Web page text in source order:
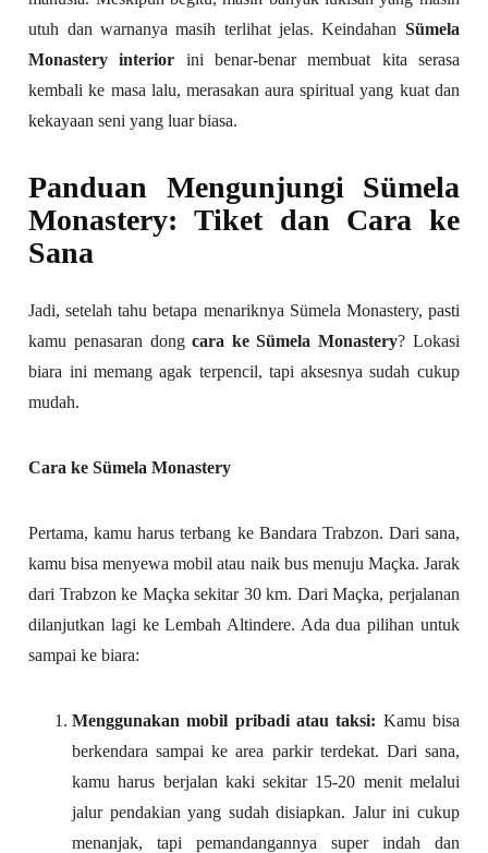
utuh dan warnanya masih terlihat jelas. Keindahan Sümela
Monastery interior ini benar-benar membuat kita serasa
kembali ke masa lalu, merasakan aura spiritual yang kuat dan
kekayaan seni yang luar biasa.
Panduan Mengunjungi Sümela
Monastery: Tiket dan Cara ke
Sana
Jadi, setelah tahu betapa menariknya Sümela Monastery, pasti
kamu penasaran dongcara ke Sümela Monastery? Lokasi
biara ini memang agak terpencil, tapi aksesnya sudah cukup
mudah.
Cara ke Sümela Monastery
Pertama, kamu harus terbang ke Bandara Trabzon. Dari sana,
kamu bisa menyewa mobil atau naik bus menuju Maçka. Jarak
dari Trabzon ke Maçka sekitar 30 km. Dari Maçka, perjalanan
dilanjutkan lagi ke Lembah Altindere. Ada dua pilihan untuk
sampai ke biara:
Menggunakan mobil pribadi atau taksi: Kamu bisa
berkendara sampai ke area parkir terdekat. Dari sana,
kamu harus berjalan kaki sekitar 15-20 menit melalui
jalur pendakian yang sudah disiapkan. Jalur ini cukup
menanjak, tapi pemandangannya super indah dan